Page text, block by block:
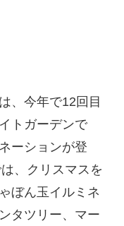
、今年で12回目
トガーデンで
ーションが登
、クリスマスを
ぼん玉イルミネ
タツリー、マー